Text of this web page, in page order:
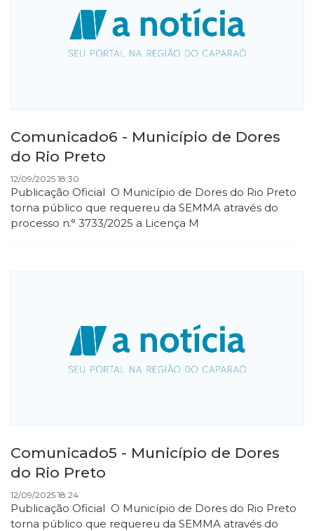
Comunicado6 - Município de Dores
do Rio Preto
12/09/2025 18:30
Publicação Oficial O Município de Dores do Rio Preto
torna público que requereu da SEMMA através do
processo n.° 3733/2025 a Licença M
Comunicado5 - Município de Dores
do Rio Preto
12/09/2025 18:24
Publicação Oficial O Município de Dores do Rio Preto
torna público que requereu da SEMMA através do